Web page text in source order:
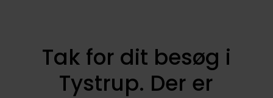
Tak for dit besøg i
Tystrup. Der er